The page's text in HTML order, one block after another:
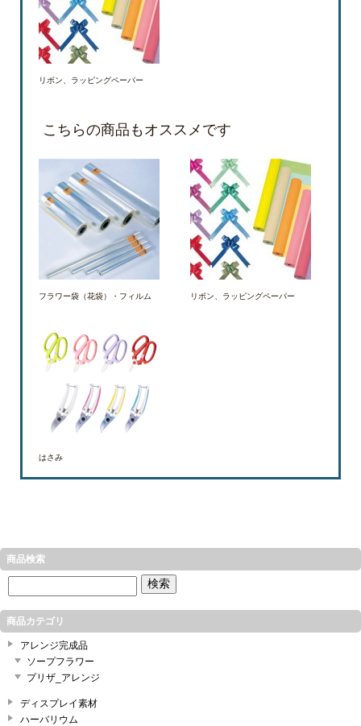
リボン、ラッピングペーパー
こちらの商品もオススメです
フラワー袋（花袋）・フィルム リボン、ラッピングペーパー
はさみ
商品検索
商品カテゴリ
アレンジ完成品
ソープフラワー
プリザ_アレンジ
ディスプレイ素材
ハーバリウム